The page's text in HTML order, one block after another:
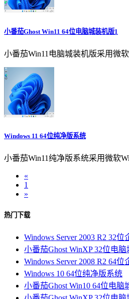
小番茄Ghost Win11 64位电脑城装机版1
小番茄Win11电脑城装机版采用微
Windows 11 64位纯净版系统
小番茄Win11纯净版系统采用微软
«
1
»
热门下载
Windows Server 2003 R2 32位
小番茄Ghost WinXP 32位电脑
Windows Server 2008 R2 64位
Windows 10 64位纯净版系统
小番茄Ghost Win10 64位电脑